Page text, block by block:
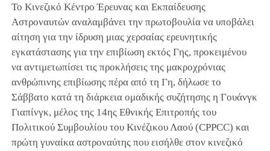
Το Κινεζικό Κέντρο Έρευνας και Εκπαίδευσης
Αστροναυτών αναλαμβάνει την πρωτοβουλία να υποβάλει
αίτηση για την ίδρυση μιας χερσαίας ερευνητικής
εγκατάστασης για την επιβίωση εκτός Γης, προκειμένου
να αντιμετωπίσει τις προκλήσεις της μακροχρόνιας
ανθρώπινης επιβίωσης πέρα από τη Γη, δήλωσε το
Σάββατο κατά τη διάρκεια ομαδικής συζήτησης η Γουάνγκ
Γιαπίνγκ, μέλος της 14ης Εθνικής Επιτροπής του
Πολιτικού Συμβουλίου του Κινέζικου Λαού (CPPCC) και
πρώτη γυναίκα αστροναύτης που εισήλθε στον κινεζικό